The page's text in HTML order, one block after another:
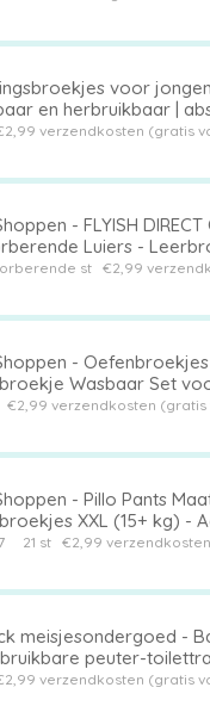
voor
en herbruikbaar |
in verschillende
dan 7,5 kg.
verzendkosten (gratis
- FLYISH
Luiers -
Kleding voor
st €2,99
-
Wasbaar Set
Katoen, Perfect voor
€2,99 verzendkosten
- Pillo Pants
XXL (15+ kg) -
21 st €2,99
meisjesondergoed -
peuter-
- Geschikt voor
verzendkosten (gratis